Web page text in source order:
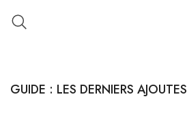
GUIDE : LES DERNIERS AJOUTES